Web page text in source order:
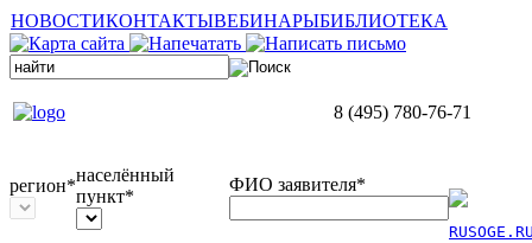
НОВОСТИКОНТАКТЫВЕБИНАРЫБИБЛИОТЕКА
8 (495) 780-76-71
регион*
населённый
пункт*
ФИО заявителя*